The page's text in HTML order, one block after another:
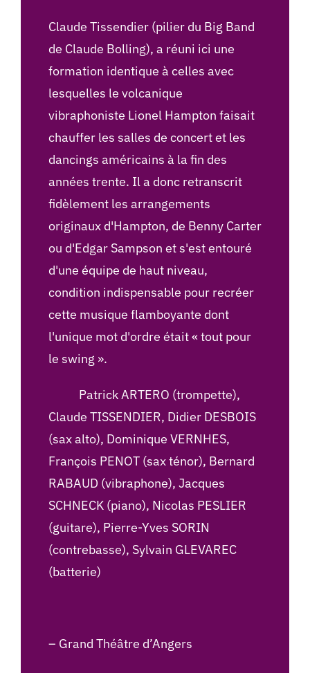
Claude Tissendier (pilier du Big Band
de Claude Bolling), a réuni ici une
formation identique à celles avec
lesquelles le volcanique
vibraphoniste Lionel Hampton faisait
chauffer les salles de concert et les
dancings américains à la fin des
années trente. Il a donc retranscrit
fidèlement les arrangements
originaux d'Hampton, de Benny Carter
ou d'Edgar Sampson et s'est entouré
d'une équipe de haut niveau,
condition indispensable pour recréer
cette musique flamboyante dont
l'unique mot d'ordre était « tout pour
le swing ».
Patrick ARTERO (trompette),
Claude TISSENDIER, Didier DESBOIS
(sax alto), Dominique VERNHES,
François PENOT (sax ténor), Bernard
RABAUD (vibraphone), Jacques
SCHNECK (piano), Nicolas PESLIER
(guitare), Pierre-Yves SORIN
(contrebasse), Sylvain GLEVAREC
(batterie)
– Grand Théâtre d’Angers